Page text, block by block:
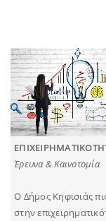
Έρευνα & Καινοτομία
Ο Δήμος Κηφισιάς
στην